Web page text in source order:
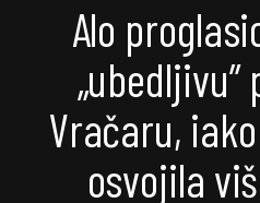
Alo
„ubedljivu”
Vračaru,
osvojila